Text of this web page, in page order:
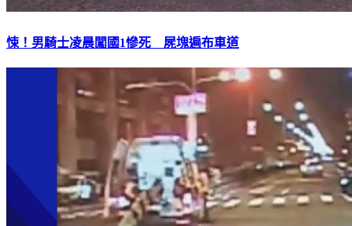
悚！男騎士凌晨闖國1慘死 屍塊遍布車道